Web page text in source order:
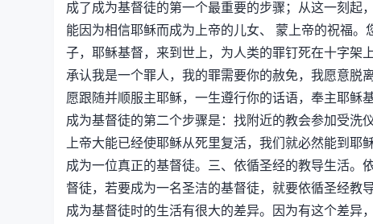
成了成为基督徒的第一个最重要的步骤；从这一刻起
能因为相信耶稣而成为上帝的儿女、 蒙上帝的祝福
子，耶稣基督，来到世上，为人类的罪钉死在十字架
承认我是一个罪人，我的罪需要你的赦免，我愿意脱
愿跟随并顺服主耶稣，一生遵行你的话语，奉主耶稣
成为基督徒的第二个步骤是：找附近的教会参加受洗
上帝大能已经使耶稣从死里复活，我们就必然能到
成为一位真正的基督徒。三、依循圣经的教导生活。
督徒，若要成为一名圣洁的基督徒，就要依循圣经教
成为基督徒时的生活有很大的差异。因为有这个差异